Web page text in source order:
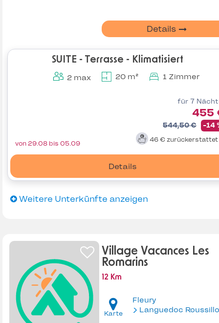
Details
SUITE - Terrasse - Klimatisiert
2 max 20 m² 1 Zimmer
für 7
455
544,50 € -14
46 € zurückerstattet
Details
von 29.08 bis 05.09
Weitere Unterkünfte anzeigen
Village Vacances Les
Romarins
12 Km
Karte
Fleury
Languedoc